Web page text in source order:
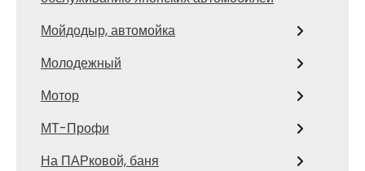
Мойдодыр, автомойка
Молодежный
Мотор
МТ-Профи
На ПАРковой, баня